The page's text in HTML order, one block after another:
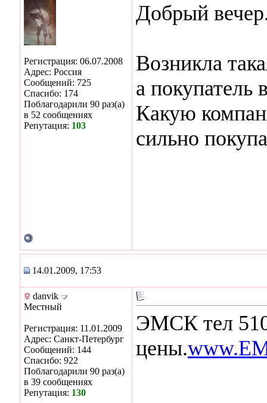
Регистрация: 06.07.2008
Адрес: Россия
Сообщений: 725
Спасибо: 174
Поблагодарили 90 раз(а)
в 52 сообщениях
Репутация: 103
Добрый
Возникла
а покупатель
Какую
сильно
14.01.2009, 17:53
danvik
Местный
Регистрация: 11.01.2009
Адрес: Санкт-Петербург
Сообщений: 144
Спасибо: 922
Поблагодарили 90 раз(а)
в 39 сообщениях
Репутация: 130
ЭМСК тел
цены.